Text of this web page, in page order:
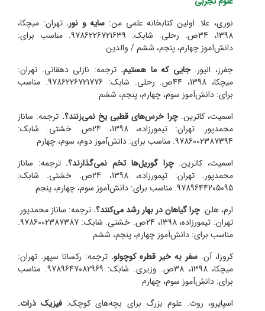
نوری، علا. اولین کتابخانه علمی من: سایه و نور. تهران: میچکا،
1398، 34ص. رحلی. شابک: 9786226721639. مناسب برای:
دانش‌آموز چهارم، پنجم، ششم / والدین
جفرز، الیور.جایی که ما هستیم.ترجمه: نازلی دهقانی. تهران:
میچکا، 1398، 44ص. رحلی. شابک: 9786226721776. مناسب
برای: دانش‌آموز سوم، چهارم، پنجم، ششم
اسمیت، کاترین.چرا خرس‌های قطبی یخ نمی‌زنند؟. ترجمه: ساناز
محمدپور. تهران: تیمورزاده، 1398، 24ص. خشتی. شابک:
9786002387394. مناسب برای: دانش‌آموز دوم، سوم، چهارم
اسمیت، کاترین.چرا گوریل‌ها تخم نمی‌گذارند؟.ترجمه: ساناز
محمدپور. تهران: تیمورزاده، 1398، 24ص. خشتی. شابک:
9789644205095. مناسب برای: دانش‌آموز سوم، چهارم، پنجم
ارم، هلن. چرا گیاهان در بهار رشد می‌کنند؟. ترجمه: ساناز محمدپور.
تهران: تیمورزاده، 1398، 24ص. خشتی. شابک: 9786002387387.
مناسب برای: دانش‌آموز چهارم، پنجم، ششم
کروزا، آن. سفر به خیر قطره کوچولو. ترجمه: رکسانا سپهر. تهران:
میچکا، 1398، 38ص. وزیری. شابک: 9789647082969. مناسب
برای: دانش‌آموز سوم، چهارم
اسپایرو، روث. علوم بزرگ برای بچه‌های کوچک: فیزیک ذرات.